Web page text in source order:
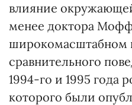
влияние
менее доктора
широкомасштабном
сравнительного
1994-го и 1995 года
которого были